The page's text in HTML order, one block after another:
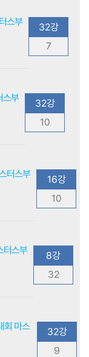
스부
32강
7
스부
32강
10
터스부
16강
10
터스부
8강
32
회 마스
32강
9